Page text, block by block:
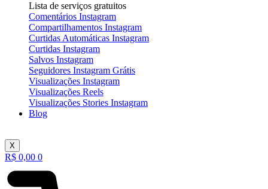
Lista de serviços gratuitos
Comentários Instagram
Compartilhamentos Instagram
Curtidas Automáticas Instagram
Curtidas Instagram
Salvos Instagram
Seguidores Instagram Grátis
Visualizações Instagram
Visualizações Reels
Visualizações Stories Instagram
Blog
X
R$ 0,00 0